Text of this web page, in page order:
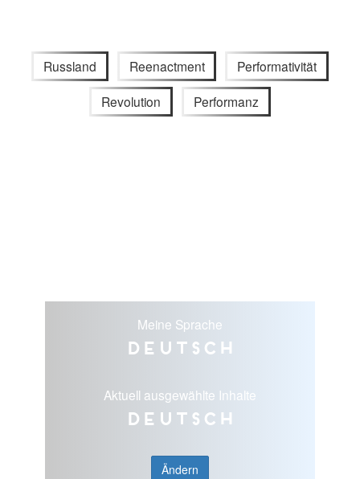
Russland Reenactment Performativität
Revolution Performanz
Meine Sprache
Deutsch
Aktuell ausgewählte Inhalte
Deutsch
Ändern